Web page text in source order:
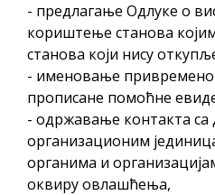
- предлагање Одлуке о
кориштење станова
станова који нису
- именовање
прописане помоћне
- одржавање контакта са
организационим
органима и
оквиру овлашћења,